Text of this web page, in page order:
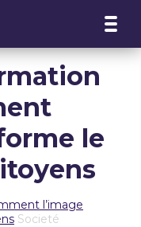
le
l’image
Societé